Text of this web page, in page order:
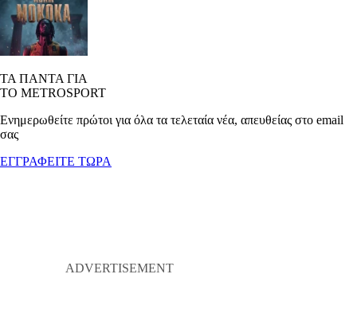
ΤΑ ΠΑΝΤΑ ΓΙΑ
ΤΟ METROSPORT
Ενημερωθείτε πρώτοι για όλα τα τελεταία νέα, απευθείας στο email
σας
ΕΓΓΡΑΦΕΙΤΕ ΤΩΡΑ